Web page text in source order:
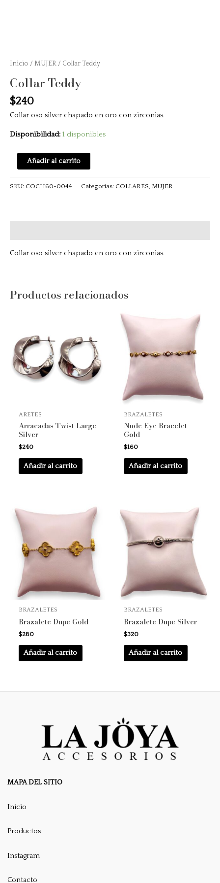
Inicio / MUJER / Collar Teddy
Collar Teddy
$240
Collar oso silver chapado en oro con zirconias.
Disponibilidad: 1 disponibles
Añadir al carrito
SKU: COCH60-0044 Categorías: COLLARES, MUJER
Collar oso silver chapado en oro con zirconias.
Productos relacionados
ARETES
Arracadas Twist Large
Silver
$240
Añadir al carrito
BRAZALETES
Nude Eye Bracelet
Gold
$160
Añadir al carrito
BRAZALETES
Brazalete Dupe Gold
$280
Añadir al carrito
BRAZALETES
Brazalete Dupe Silver
$320
Añadir al carrito
MAPA DEL SITIO
Inicio
Productos
Instagram
Contacto